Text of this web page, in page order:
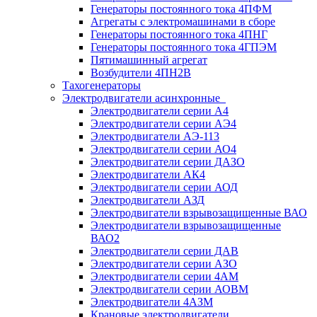
Генераторы постоянного тока 4ПФМ
Агрегаты с электромашинами в сборе
Генераторы постоянного тока 4ПНГ
Генераторы постоянного тока 4ГПЭМ
Пятимашинный агрегат
Возбудители 4ПН2В
Тахогенераторы
Электродвигатели асинхронные
Электродвигатели серии А4
Электродвигатели серии АЭ4
Электродвигатели АЭ-113
Электродвигатели серии АО4
Электродвигатели серии ДАЗО
Электродвигатели АК4
Электродвигатели серии АОД
Электродвигатели АЗД
Электродвигатели взрывозащищенные ВАО
Электродвигатели взрывозащищенные
ВАО2
Электродвигатели серии ДАВ
Электродвигатели серии АЗО
Электродвигатели серии 4АМ
Электродвигатели серии АОВМ
Электродвигатели 4АЗМ
Крановые электродвигатели